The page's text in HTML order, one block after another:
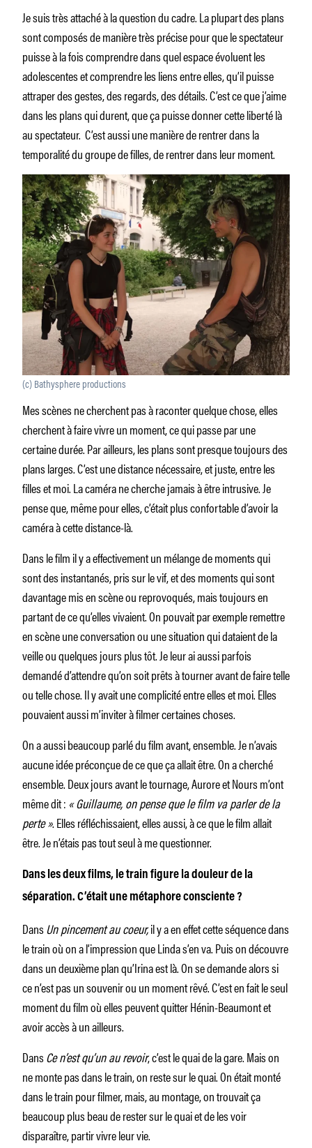
Je suis très attaché à la question du cadre. La plupart des plans
sont composés de manière très précise pour que le spectateur
puisse à la fois comprendre dans quel espace évoluent les
adolescentes et comprendre les liens entre elles, qu’il puisse
attraper des gestes, des regards, des détails. C’est ce que j’aime
dans les plans qui durent, que ça puisse donner cette liberté là
au spectateur. C’est aussi une manière de rentrer dans la
temporalité du groupe de filles, de rentrer dans leur moment.
(c) Bathysphere productions
Mes scènes ne cherchent pas à raconter quelque chose, elles
cherchent à faire vivre un moment, ce qui passe par une
certaine durée. Par ailleurs, les plans sont presque toujours des
plans larges. C’est une distance nécessaire, et juste, entre les
filles et moi. La caméra ne cherche jamais à être intrusive. Je
pense que, même pour elles, c’était plus confortable d’avoir la
caméra à cette distance-là.
Dans le film il y a effectivement un mélange de moments qui
sont des instantanés, pris sur le vif, et des moments qui sont
davantage mis en scène ou reprovoqués, mais toujours en
partant de ce qu’elles vivaient. On pouvait par exemple remettre
en scène une conversation ou une situation qui dataient de la
veille ou quelques jours plus tôt. Je leur ai aussi parfois
demandé d’attendre qu’on soit prêts à tourner avant de faire telle
ou telle chose. Il y avait une complicité entre elles et moi. Elles
pouvaient aussi m’inviter à filmer certaines choses.
On a aussi beaucoup parlé du film avant, ensemble. Je n’avais
aucune idée préconçue de ce que ça allait être. On a cherché
ensemble. Deux jours avant le tournage, Aurore et Nours m’ont
même dit : « Guillaume, on pense que le film va parler de la
perte ». Elles réfléchissaient, elles aussi, à ce que le film allait
être. Je n’étais pas tout seul à me questionner.
Dans les deux films, le train figure la douleur de la
séparation. C’était une métaphore consciente ?
DansUn pincement au coeur,il y a en effet cette séquence dans
le train où on a l’impression que Linda s’en va. Puis on découvre
dans un deuxième plan qu’Irina est là. On se demande alors si
ce n’est pas un souvenir ou un moment rêvé. C’est en fait le seul
moment du film où elles peuvent quitter Hénin-Beaumont et
avoir accès à un ailleurs.
DansCe n’est qu’un au revoir, c’est le quai de la gare. Mais on
ne monte pas dans le train, on reste sur le quai. On était monté
dans le train pour filmer, mais, au montage, on trouvait ça
beaucoup plus beau de rester sur le quai et de les voir
disparaître, partir vivre leur vie.